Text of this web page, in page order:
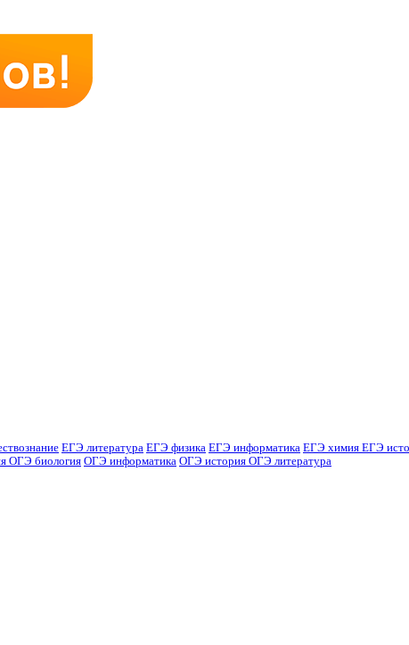
ЕГЭ литература ЕГЭ физика ЕГЭ информатика ЕГЭ химия ЕГЭ
ОГЭ биология ОГЭ информатика ОГЭ история ОГЭ литература